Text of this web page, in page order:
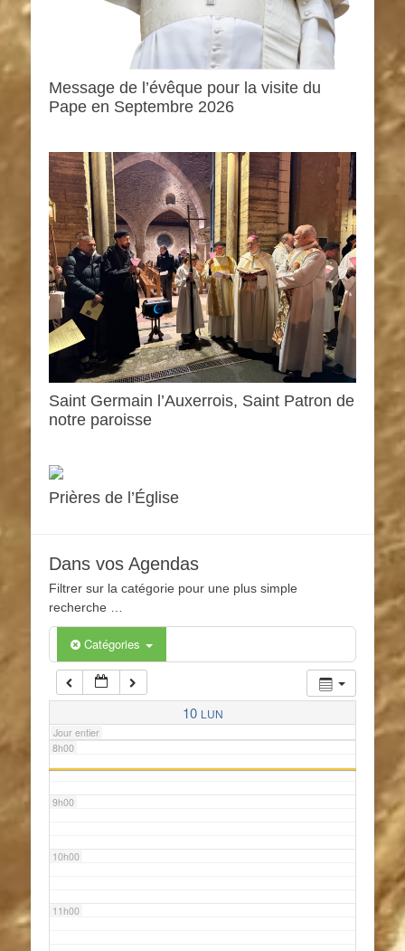
Message de l’évêque pour la visite du
Pape en Septembre 2026
Saint Germain l’Auxerrois, Saint Patron de
notre paroisse
Prières de l’Église
Dans vos Agendas
Filtrer sur la catégorie pour une plus simple
recherche …
Catégories
10 LUN
Jour entier
0h00
2h00
3h00
5h00
6h00
7h00
8h00
9h00
10h00
11h00